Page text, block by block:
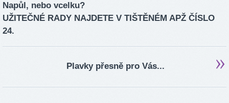
Napůl, nebo vcelku?
UŽITEČNÉ RADY NAJDETE V TIŠTĚNÉM APŽ ČÍSLO
24.
Plavky přesně pro Vás...